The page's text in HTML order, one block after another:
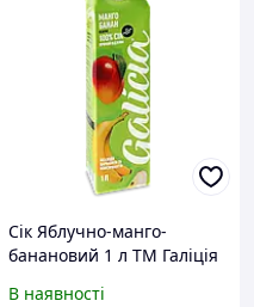
Сік Яблучно-манго-
банановий 1 л ТМ Галіція
В наявності